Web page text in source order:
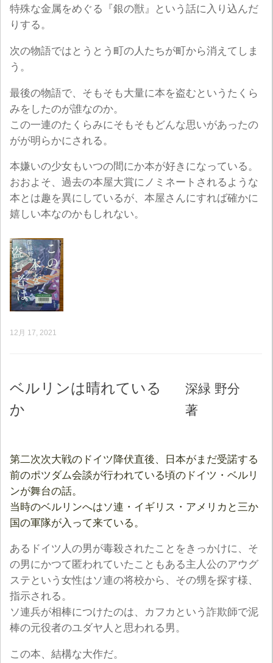
特殊な金属をめぐる『銀の獣』という話に入り込んだ
りする。
次の物語ではとうとう町の人たちが町から消えてしま
う。
最後の物語で、そもそも大量に本を盗むというたくら
みをしたのが誰なのか。
この一連のたくらみにそもそもどんな思いがあったの
がが明らかにされる。
本嫌いの少女もいつの間にか本が好きになっている。
おおよそ、過去の本屋大賞にノミネートされるような
本とは趣を異にしているが、本屋さんにすれば確かに
嬉しい本なのかもしれない。
12月 17, 2021
ベルリンは晴れている
か
深緑 野分
著
第二次次大戦のドイツ降伏直後、日本がまだ受諾する
前のポツダム会談が行われている頃のドイツ・ベルリ
ンが舞台の話。
当時のベルリンへはソ連・イギリス・アメリカと三か
国の軍隊が入って来ている。
あるドイツ人の男が毒殺されたことをきっかけに、そ
の男にかつて匿われていたこともある主人公のアウグ
ステという女性はソ連の将校から、その甥を探す様、
指示される。
ソ連兵が相棒につけたのは、カフカという詐欺師で泥
棒の元役者のユダヤ人と思われる男。
この本、結構な大作だ。